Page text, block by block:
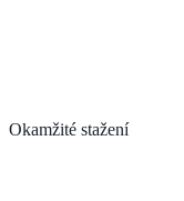
Okamžité stažení